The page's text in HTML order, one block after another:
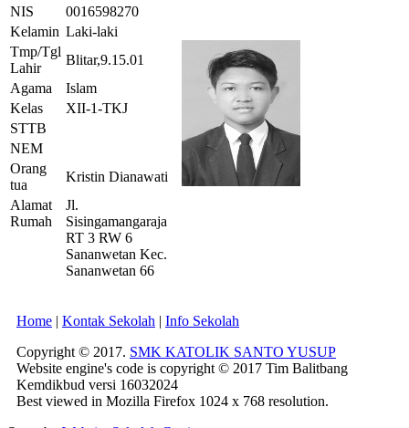
NIS
0016598270
Kelamin Laki-laki
Tmp/Tgl
Lahir
Blitar,9.15.01
Agama
Islam
Kelas
XII-1-TKJ
STTB
NEM
Orang
tua
Kristin Dianawati
Alamat
Rumah
Jl.
Sisingamangaraja
RT 3 RW 6
Sananwetan Kec.
Sananwetan 66
Home | Kontak Sekolah | Info Sekolah
Copyright © 2017. SMK KATOLIK SANTO YUSUP
Website engine's code is copyright © 2017 Tim Balitbang
Kemdikbud versi 16032024
Best viewed in Mozilla Firefox 1024 x 768 resolution.